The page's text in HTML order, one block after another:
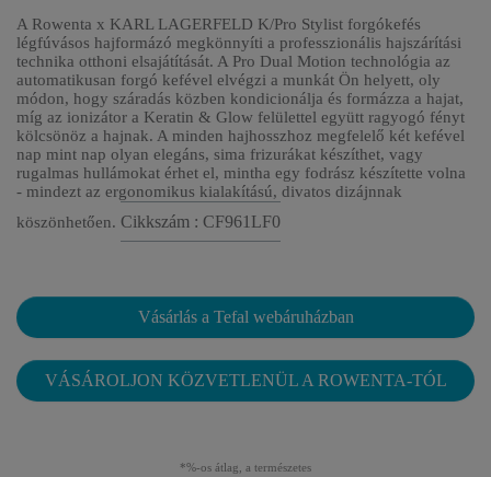
A Rowenta x KARL LAGERFELD K/Pro Stylist forgókefés
légfúvásos hajformázó megkönnyíti a professzionális hajszárítási
technika otthoni elsajátítását. A Pro Dual Motion technológia az
automatikusan forgó kefével elvégzi a munkát Ön helyett, oly
módon, hogy száradás közben kondicionálja és formázza a hajat,
míg az ionizátor a Keratin & Glow felülettel együtt ragyogó fényt
kölcsönöz a hajnak. A minden hajhosszhoz megfelelő két kefével
nap mint nap olyan elegáns, sima frizurákat készíthet, vagy
rugalmas hullámokat érhet el, mintha egy fodrász készítette volna
- mindezt az ergonomikus kialakítású, divatos dizájnnak
köszönhetően. Cikkszám : CF961LF0
Vásárlás a Tefal webáruházban
VÁSÁROLJON KÖZVETLENÜL A ROWENTA-TÓL
*%-os átlag, a természetes